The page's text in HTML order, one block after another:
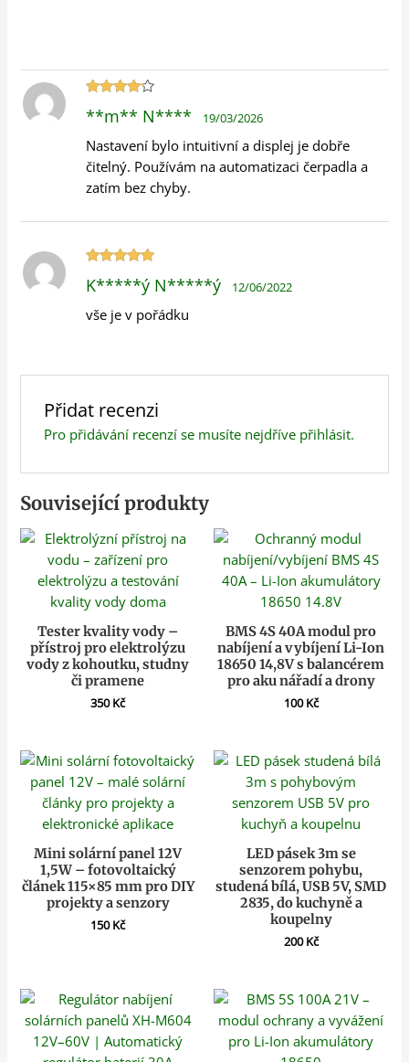
4 z 5
**m** N**** 19/03/2026
Nastavení bylo intuitivní a displej je dobře
čitelný. Používám na automatizaci čerpadla a
zatím bez chyby.
5z 5
K*****ý N*****ý 12/06/2022
vše je v pořádku
Přidat recenzi
Pro přidávání recenzí se musíte nejdříve přihlásit.
Související produkty
Tester kvality vody –
přístroj pro elektrolýzu
vody z kohoutku, studny
či pramene
350Kč
BMS 4S 40A modul pro
nabíjení a vybíjení Li-Ion
18650 14,8V s balancérem
pro aku nářadí a drony
100Kč
Mini solární panel 12V
1,5W – fotovoltaický
článek 115×85 mm pro DIY
projekty a senzory
150Kč
LED pásek 3m se
senzorem pohybu,
studená bílá, USB 5V, SMD
2835, do kuchyně a
koupelny
200Kč